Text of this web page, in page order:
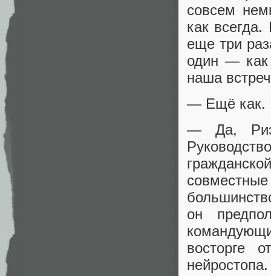
совсем
как
еще три
один — как
наша
— Ещё как.
— Да,
он
восторге